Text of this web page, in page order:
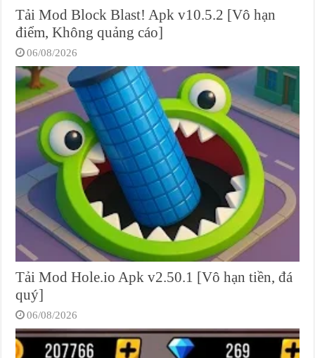
Tải Mod Block Blast! Apk v10.5.2 [Vô hạn
điểm, Không quảng cáo]
06/08/2026
Tải Mod Hole.io Apk v2.50.1 [Vô hạn tiền, đá
quý]
06/08/2026